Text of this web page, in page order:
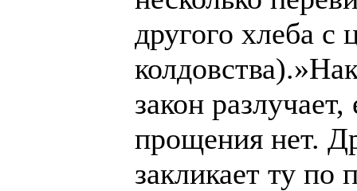
другого хлеба с
закон
прощения нет.
закликает ту